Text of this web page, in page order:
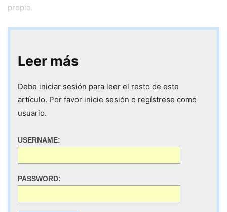
propio.
Leer más
Debe iniciar sesión para leer el resto de este
artículo. Por favor inicie sesión o regístrese como
usuario.
USERNAME:
PASSWORD: